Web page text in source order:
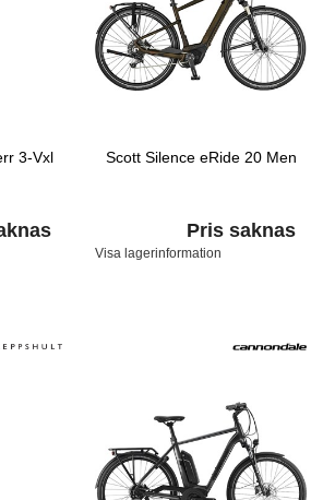
3-Vxl
Scott Silence eRide 20 Men
Pris saknas
Visa lagerinformation